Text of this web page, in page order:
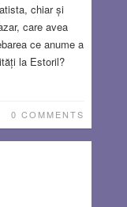
chiar și
care avea
ce anume a
la Estoril?
0 COMMENTS